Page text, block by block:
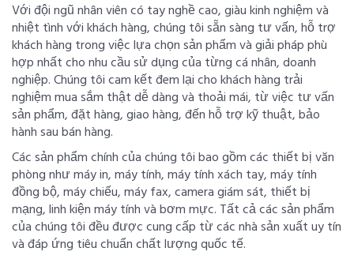
Với đội ngũ nhân viên có tay nghề cao, giàu kinh nghiệm và
nhiệt tình với khách hàng, chúng tôi sẵn sàng tư vấn, hỗ trợ
khách hàng trong việc lựa chọn sản phẩm và giải pháp phù
hợp nhất cho nhu cầu sử dụng của từng cá nhân, doanh
nghiệp. Chúng tôi cam kết đem lại cho khách hàng trải
nghiệm mua sắm thật dễ dàng và thoải mái, từ việc tư vấn
sản phẩm, đặt hàng, giao hàng, đến hỗ trợ kỹ thuật, bảo
hành sau bán hàng.
Các sản phẩm chính của chúng tôi bao gồm các thiết bị văn
phòng như máy in, máy tính, máy tính xách tay, máy tính
đồng bộ, máy chiếu, máy fax, camera giám sát, thiết bị
mạng, linh kiện máy tính và bơm mực. Tất cả các sản phẩm
của chúng tôi đều được cung cấp từ các nhà sản xuất uy tín
và đáp ứng tiêu chuẩn chất lượng quốc tế.